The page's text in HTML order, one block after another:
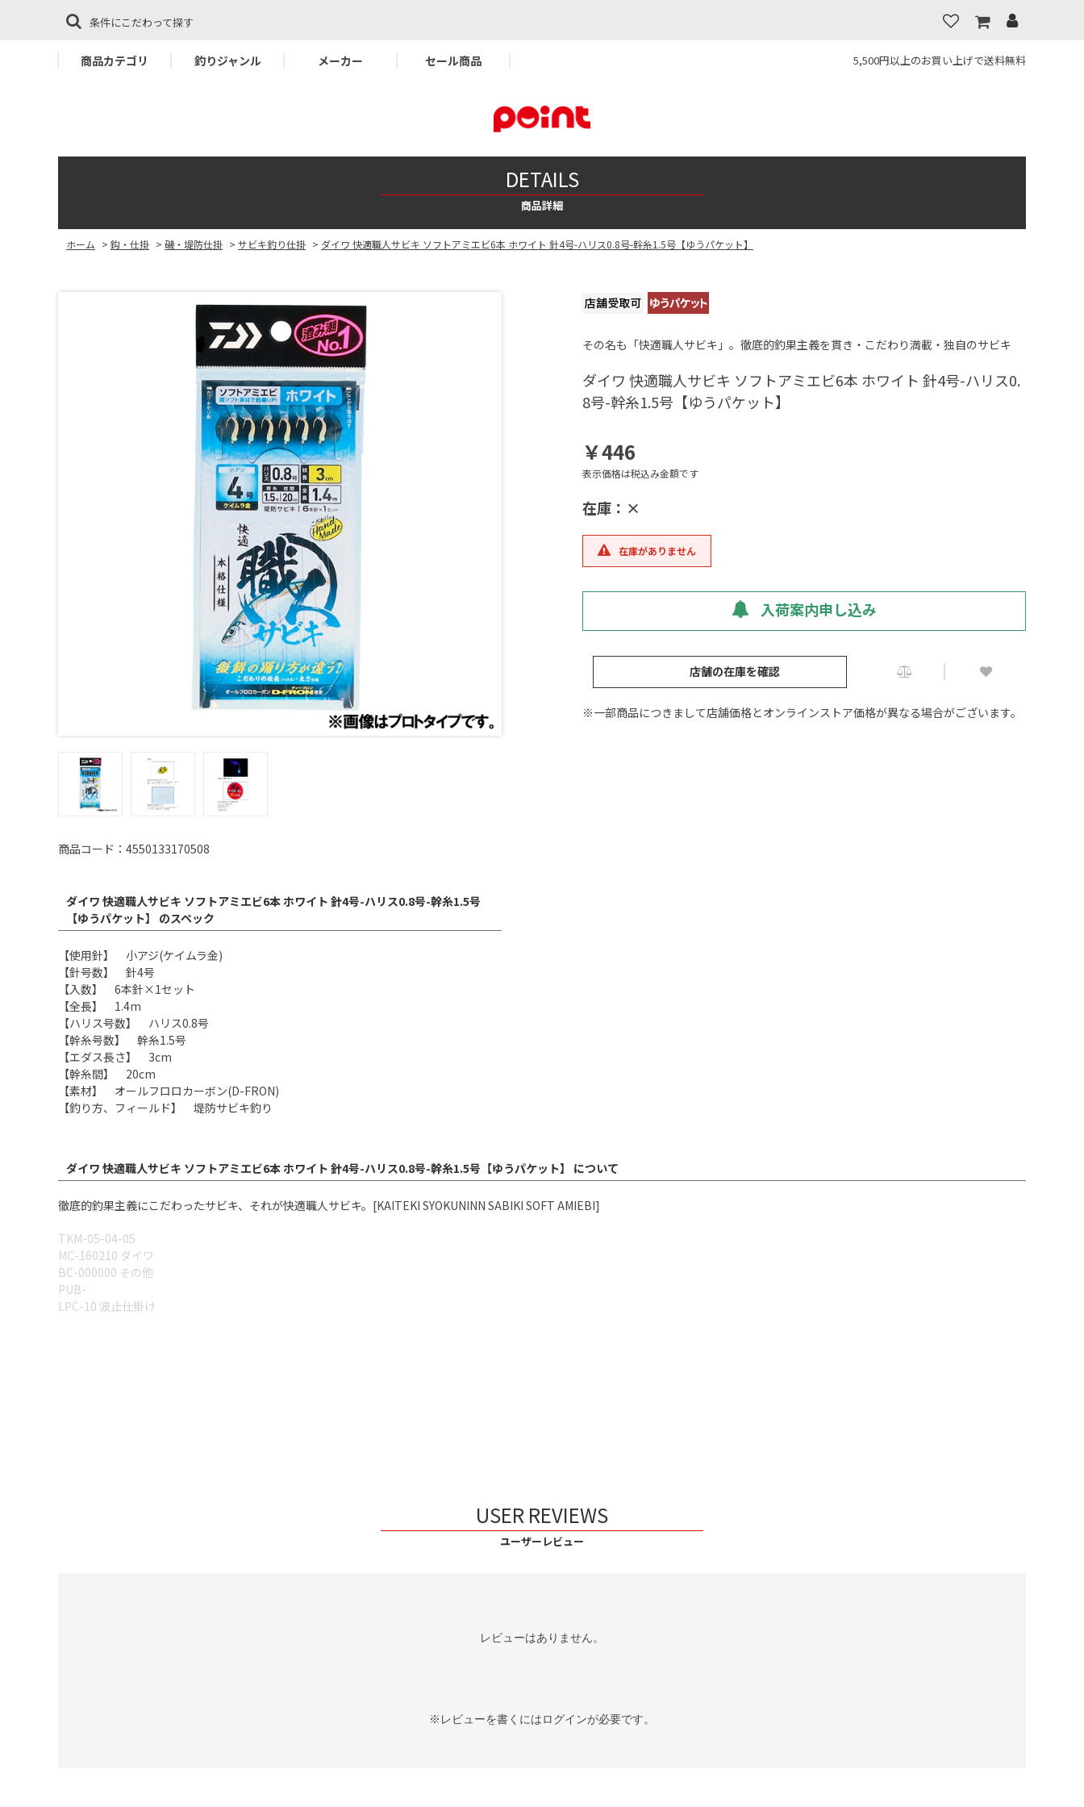
条件にこだわって探す
商品カテゴリ 釣りジャンル メーカー セール商品 5,500円以上のお買い上げで送料無料
DETAILS
商品詳細
ホーム > 鈎・仕掛 > 磯・堤防仕掛 > サビキ釣り仕掛 > ダイワ 快適職人サビキ ソフトアミエビ6本 ホワイト 針4号-ハリス0.8号-幹糸1.5号【ゆうパケット】
商品コード：4550133170508
ダイワ 快適職人サビキ ソフトアミエビ6本 ホワイト 針4号-ハリス0.8号-幹糸1.5号
【ゆうパケット】 のスペック
【使用針】 小アジ(ケイムラ金)
【針号数】 針4号
【入数】 6本針×1セット
【全長】 1.4m
【ハリス号数】 ハリス0.8号
【幹糸号数】 幹糸1.5号
【エダス長さ】 3cm
【幹糸間】 20cm
【素材】 オールフロロカーボン(D-FRON)
【釣り方、フィールド】 堤防サビキ釣り
その名も「快適職人サビキ」。徹底的釣果主義を貫き・こだわり満載・独自のサビキ
ダイワ 快適職人サビキ ソフトアミエビ6本 ホワイト 針4号-ハリス0.
8号-幹糸1.5号【ゆうパケット】
￥446
表示価格は税込み金額です
在庫：×
在庫がありません
入荷案内申し込み
店舗の在庫を確認
※一部商品につきまして店舗価格とオンラインストア価格が異なる場合がございます。
ダイワ 快適職人サビキ ソフトアミエビ6本 ホワイト 針4号-ハリス0.8号-幹糸1.5号【ゆうパケット】 について
徹底的釣果主義にこだわったサビキ、それが快適職人サビキ。[KAITEKI SYOKUNINN SABIKI SOFT AMIEBI]
TKM-05-04-05
MC-160210 ダイワ
BC-000000 その他
PUB-
LPC-10 波止仕掛け
USER REVIEWS
ユーザーレビュー
レビューはありません。
※レビューを書くにはログインが必要です。